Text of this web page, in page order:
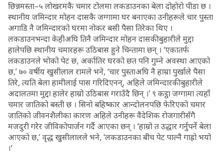
छिन्नमस्ता–५ लोखरमकै चमार टोलमा लकडाउनका बेला दोहोरो पीडा छ ।
स्थानीय जमिन्दार मोहन दासकै जग्गामा घर बनाएका उनीहरूले चार पुस्ता
अगाडि नै जमिन्दारको घरमा नोकर बसी पैसा तिरेका थिए ।
लकडाउनभन्दा केहीअघि तिनै जमिन्दार मोहन दासकी बुहारीले मुद्दा
हालेपछि स्थानीय चमारहरू उठिबास हुने चिन्तामा छन् । ‘एकातर्फ
लकडाउनले भोको पेट छ, अर्कातिर घरको छत पनि गुम्ने अवस्था आएको
छ,’ ७० वर्षीय खुसीलाल रामले भने, ‘चार पुस्ताअघि नै हाम्रा पुर्खाले पैसा
तिरे, त्यति बेला हामीलाई पास गरिदिएनन्, अहिले जमिन्दारकी बुहारीले
अदालतमा मुद्दा हालेर हाम्रो उठिबास गराउँदै छिन् ।’ ९ कट्ठा जग्गामा त्यहाँ
चमार जातिको बस्ती छ । सिनो बहिष्कार आन्दोलनपछि फेरिएको चमार
जातिको जीवनशैलीका कारण अहिले उनीहरू वैदेशिक रोजगारीसँगै
मजदुरी गरेर जीविकोपार्जन गर्दै आएका छन् । ‘हाम्रो त उद्धार गर्नुपर्ने बेला
आएको छ,’ वृद्ध खुसीलालले भने, ‘लकडाउनका बीच पेट पाल्नै गाह्रो भयो
।’